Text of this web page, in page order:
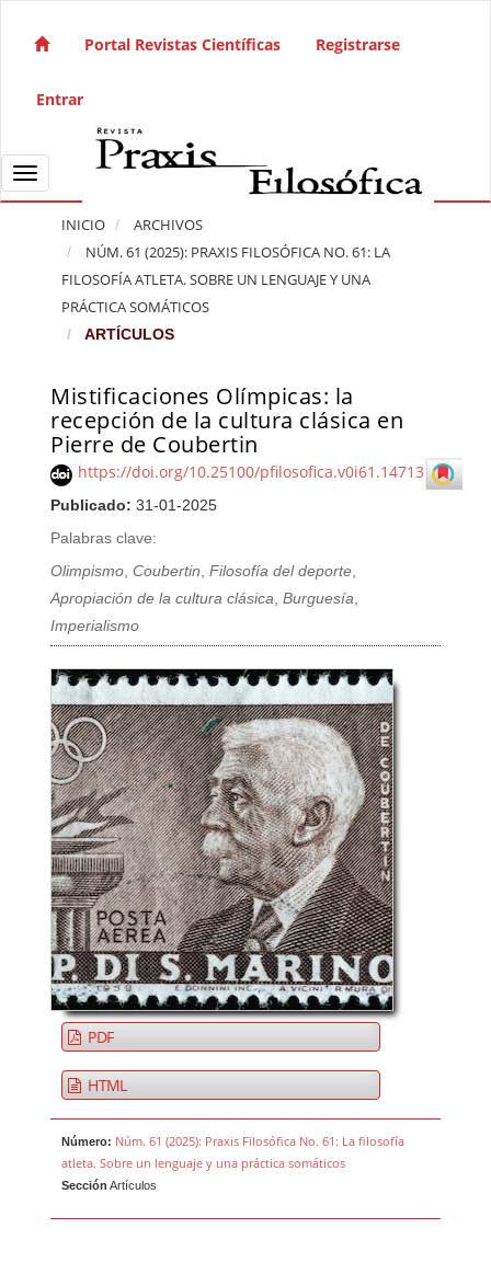
Navegación principal
Barra lateral
Portal Revistas Científicas Registrarse
Entrar
Toggle navigation
INICIO
ARCHIVOS
NÚM. 61 (2025): PRAXIS FILOSÓFICA NO. 61: LA
FILOSOFÍA ATLETA. SOBRE UN LENGUAJE Y UNA
PRÁCTICA SOMÁTICOS
ARTÍCULOS
Mistificaciones Olímpicas: la
recepción de la cultura clásica en
Pierre de Coubertin
https://doi.org/10.25100/pfilosofica.v0i61.14713
Publicado: 31-01-2025
Palabras clave:
Olimpismo,Coubertin,Filosofía del deporte,
Apropiación de la cultura clásica,Burguesía,
Imperialismo
Barra lateral del artículo
PDF
HTML
Número: Núm. 61 (2025): Praxis Filosófica No. 61: La filosofía
atleta. Sobre un lenguaje y una práctica somáticos
Sección Artículos